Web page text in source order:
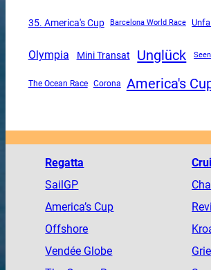
35. America's Cup Barcelona World Race Unfall
Olympia Mini Transat Unglück
The Ocean Race Corona America's
Regatta
SailGP
America’s Cup
Offshore
Vendée Globe